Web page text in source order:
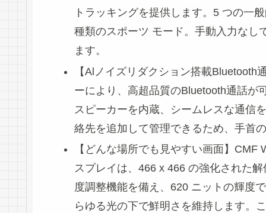
トラッキングを提供します。5 つの一
種類のスポーツ モード。手動入力なし
ます。
【Alノイズリダクション搭載
ーにより、高超品質のBluetooth通話が
スピーカーを内蔵、シームレスな通信
絡先を追加して管理できるため、手首
【どんな場所でも見やすい画面】
スプレイは、466 x 466 の強化された
度調整機能を備え、620 ニットの輝度
らゆる光の下で鮮明さを維持します。